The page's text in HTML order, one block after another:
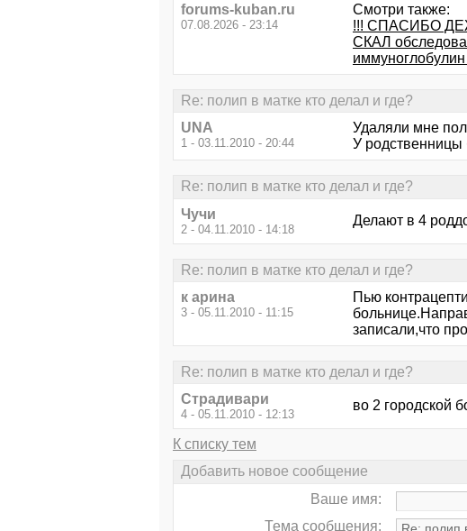
forums-kuban.ru
07.08.2026 - 23:14
Смотри также:
!!! СПАСИБО
СКАЛ
Re: полип в матке кто делал и где?
UNA
1 - 03.11.2010 - 20:44
Удаляли мне
У родственницы
Re: полип в матке кто делал и где?
Чучи
2 - 04.11.2010 - 14:18
Делают в 4
Re: полип в матке кто делал и где?
к арина
3 - 05.11.2010 - 11:15
Пью
записали,что
Re: полип в матке кто делал и где?
Страдивари
4 - 05.11.2010 - 12:13
во 2 городской
К списку тем
Добавить новое сообщение
Ваше имя:
Тема сообщения: